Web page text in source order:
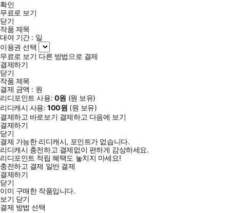
확인
무료로 보기
닫기
작품 제목
대여 기간 : 일
이용권 선택
무료로 보기 다른 방법으로 결제
결제하기
닫기
작품 제목
결제 금액 : 원
리디포인트 사용: 0원 (원 보유)
리디캐시 사용:100원 (원 보유)
결제하고 바로보기 결제하고 다음에 보기
결제하기
닫기
결제 가능한 리디캐시, 포인트가 없습니다.
리디캐시 충전하고 결제없이 편하게 감상하세요.
리디포인트 적립 혜택도 놓치지 마세요!
충전하고 결제 일반 결제
결제하기
닫기
이미 구매한 작품입니다.
보기 닫기
결제 방법 선택